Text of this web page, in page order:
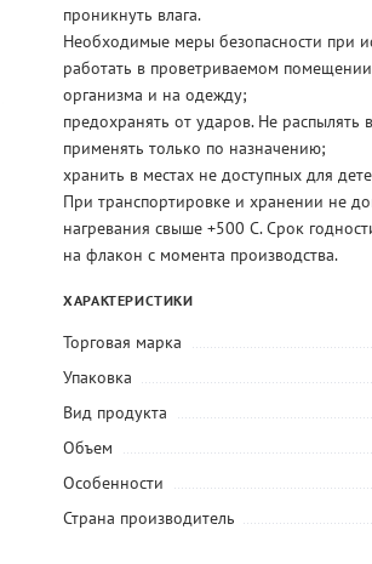
Полотенце
бумажное 2-
слойн., Lotti,
"Черный (Black)",
белое, 12м,
24см*23см, 50л,
2шт, с втулкой, с
тиснением,
перфорация
78,20 руб.
При заказе от 36
Салфетки
влажные Aura,
"Антибактериаль
ные",
"Тропический
коктейль (Tropic
Coctail)", 15шт
37,80 руб.
При заказе от 8
3шт,
120
Цена за
проникнуть влага.
Необходимые меры безопасности при
работать в проветриваемом
организма и на одежду;
предохранять от ударов. Не
применять только по назначению;
хранить в местах не доступных для
При транспортировке и хранении не
нагревания свыше +500 С. Срок
на флакон с момента производства.
ХАРАКТЕРИСТИКИ
Торговая марка
Упаковка
Вид продукта
Объем
Особенности
Страна производитель